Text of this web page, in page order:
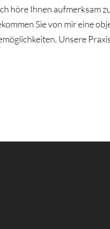
höre Ihnen aufmerksam
Sie von mir eine
Unsere